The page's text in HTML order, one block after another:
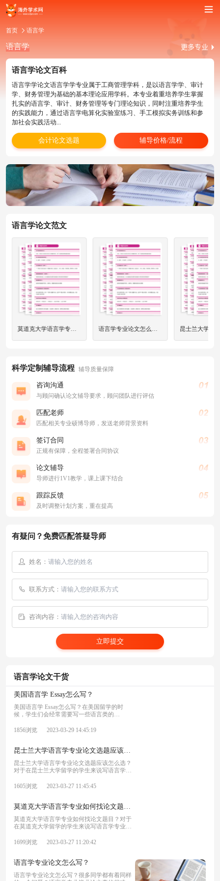
首页 语言学
语言学
语言学论文百科
语言学学论文语言学学专业属于工商管理学科，是以语言学学、审计
学、财务管理为基础的基本理论应用学科。本专业着重培养学生掌握
扎实的语言学、审计、财务管理等专门理论知识，同时注重培养学生
的实践能力，通过语言学电算化实验室练习、手工模拟实务训练和参
加社会实践活动...
会计论文选题 辅导价格/流程
语言学论文范文
莫道克大学语言学专业如何找论文题目？ 语言学专业论文怎么写？
科学定制辅导流程 辅导质量保障
咨询沟通
与顾问确认论文辅导要求，顾问团队进行评估
匹配老师
匹配相关专业硕博导师，发送老师背景资料
签订合同
正规有保障，全程签署合同协议
论文辅导
导师进行1V1教学，课上课下结合
跟踪反馈
及时调整计划方案，重在提高
有疑问？免费匹配答疑导师
姓名：
联系方式：
咨询内容：
立即提交
语言学论文干货
美国语言学 Essay怎么写？
美国语言学 Essay怎么写？在美国留学的时
候，学生们会经常需要写一些语言类的
的呢？今天我们就来给大家分享一下。
1856浏览 2023-03-29 14:45:19
昆士兰大学语言学专业论文选题应该怎么选？
昆士兰大学语言学专业论文选题应该怎么选？
对于在昆士兰大学留学的学生来说写语言学专
学语言学专业论文选题应该如何确定呢？
1605浏览 2023-03-27 11:45:45
莫道克大学语言学专业如何找论文题目？
莫道克大学语言学专业如何找论文题目？对于
在莫道克大学留学的学生来说写语言学专业论
言学专业论文选题应该如何确定呢？
1699浏览 2023-03-27 11:20:42
语言学专业论文怎么写？
语言学专业论文怎么写？很多同学都有着同样